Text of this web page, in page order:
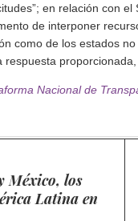
; en relación con el
de interponer
como de los estados
respuesta proporcionada,
Nacional de
México, los
Latina en